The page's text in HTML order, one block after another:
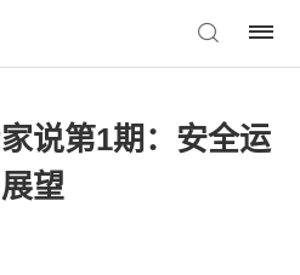
说第1期：安全运
望